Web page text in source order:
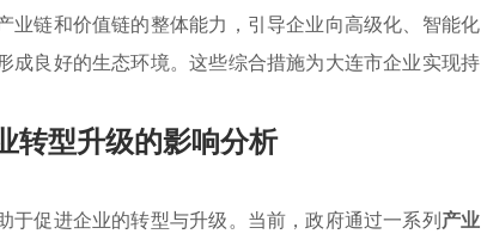
链和价值链的整体能力，引导企业向高级化、智能化
良好的生态环境。这些综合措施为大连市企业实现持
转型升级的影响分析
于促进企业的转型与升级。当前，政府通过一系列产业